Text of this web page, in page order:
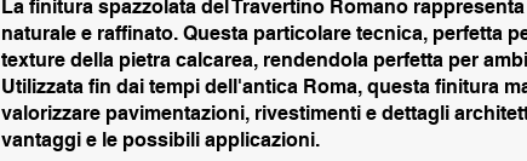
La finitura spazzolata del Travertino Romano
naturale e raffinato. Questa particolare tecnica, perfetta
texture della pietra calcarea, rendendola perfetta per
Utilizzata fin dai tempi dell'antica Roma, questa finitura
valorizzare pavimentazioni, rivestimenti e dettagli
vantaggi e le possibili applicazioni.